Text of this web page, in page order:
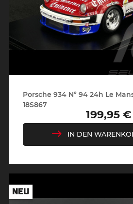
Porsche 934 N° 94 24h Le
18S867
Preis
199,95 €
IN DEN
NEU